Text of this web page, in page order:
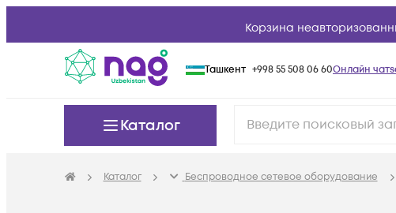
Корзина
Ташкент +998 55 508 06 60Онлайн чат
Каталог
Каталог Беспроводное сетевое оборудование